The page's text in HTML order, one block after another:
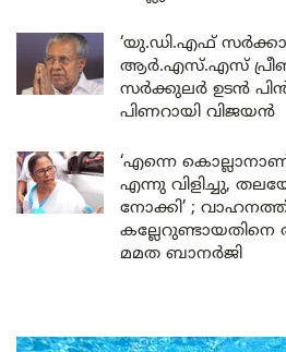
‘യു.ഡി.എഫ്
ആർ.എസ്.എസ്
സർക്കുലർ ഉടൻ
പിണറായി വിജയൻ
‘എന്നെ
എന്നു വിളിച്ചു,
നോക്കി’ ;
കല്ലേറുണ്ടായതിനെ
മമത ബാനർജി